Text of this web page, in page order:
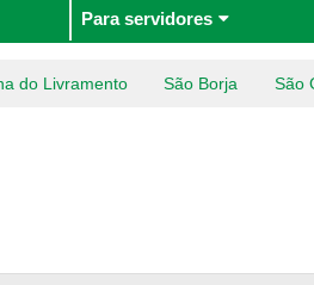
Para servidores
do Livramento São Borja São